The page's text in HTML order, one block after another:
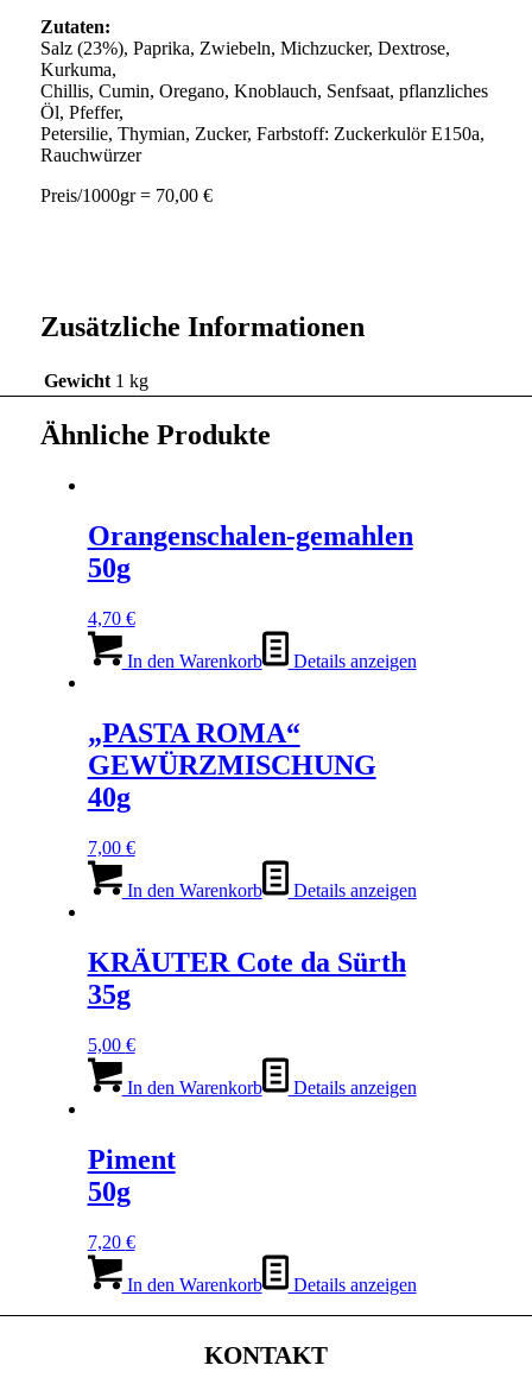
Zutaten:
Salz (23%), Paprika, Zwiebeln, Michzucker, Dextrose,
Kurkuma,
Chillis, Cumin, Oregano, Knoblauch, Senfsaat, pflanzliches
Öl, Pfeffer,
Petersilie, Thymian, Zucker, Farbstoff: Zuckerkulör E150a,
Rauchwürzer
Preis/1000gr = 70,00 €
Zusätzliche Informationen
Gewicht 1 kg
Ähnliche Produkte
Orangenschalen-gemahlen
50g
4,70 €
In den Warenkorb Details anzeigen
„PASTA ROMA“
GEWÜRZMISCHUNG
40g
7,00 €
In den Warenkorb Details anzeigen
KRÄUTER Cote da Sürth
35g
5,00 €
In den Warenkorb Details anzeigen
Piment
50g
7,20 €
In den Warenkorb Details anzeigen
KONTAKT